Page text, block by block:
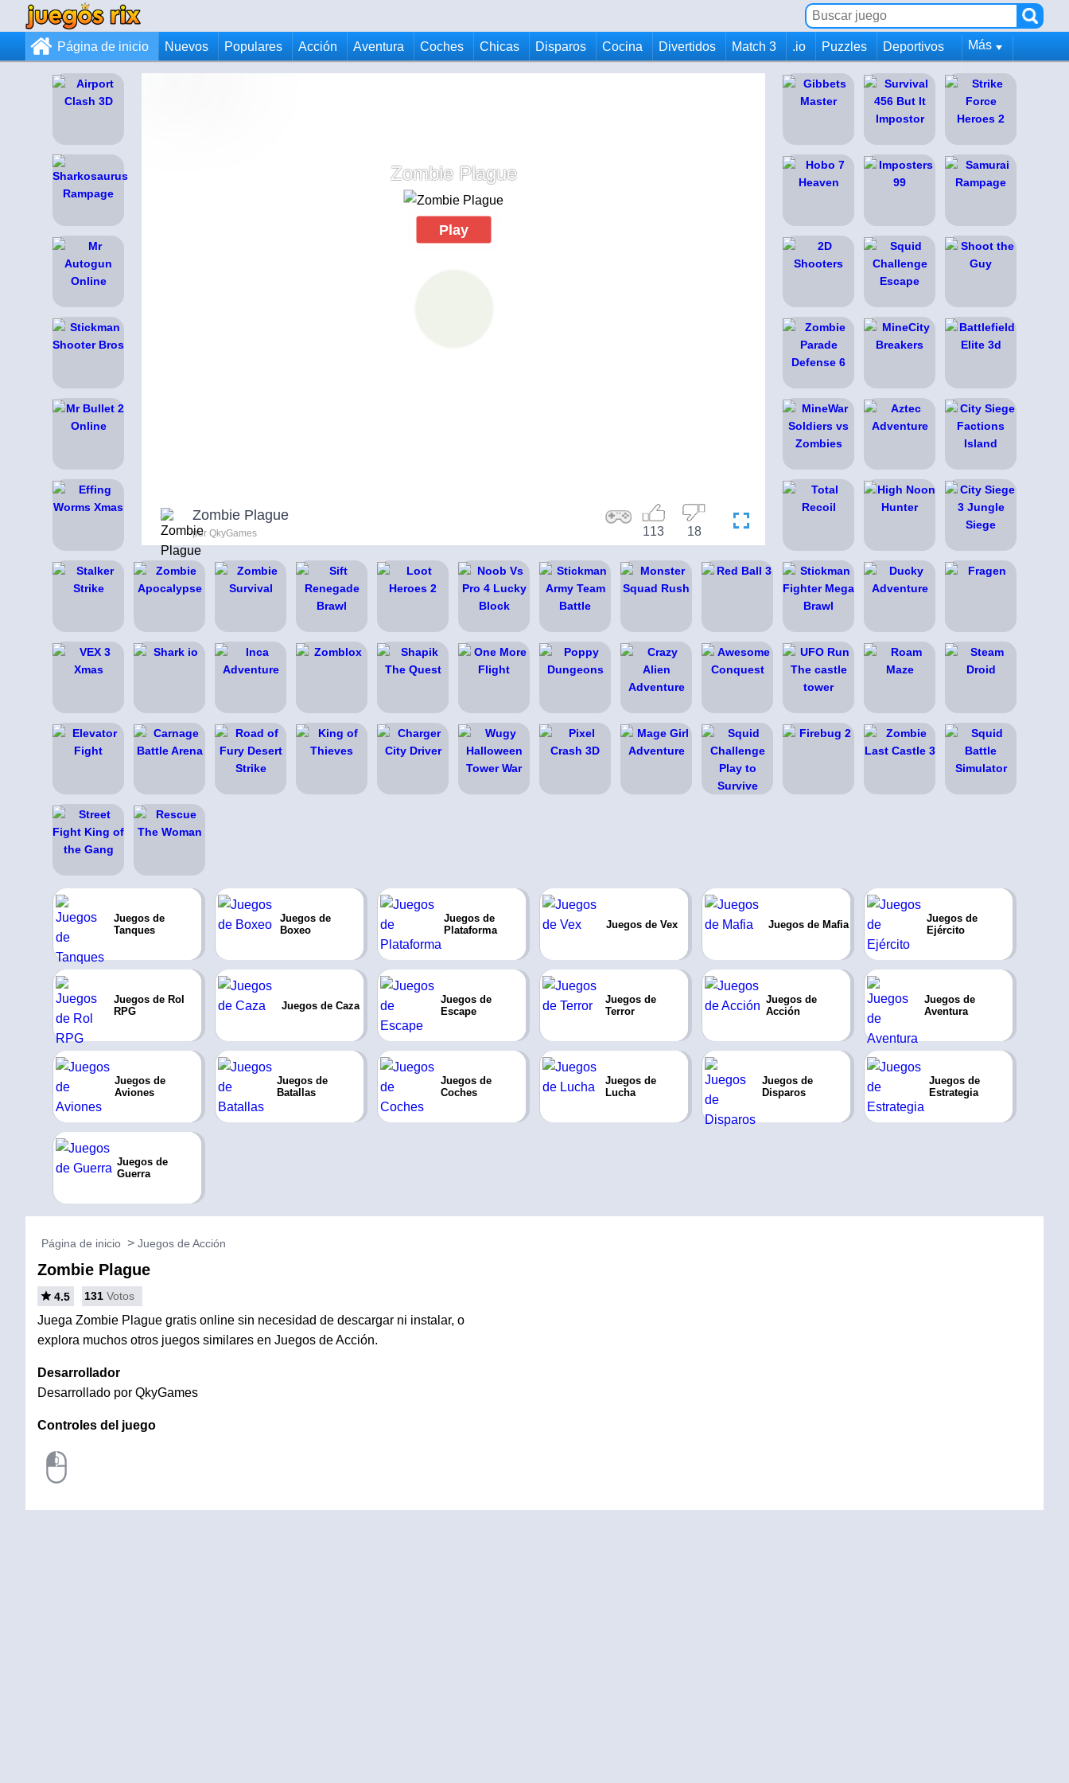
Página de inicio Nuevos Populares Acción Aventura Coches Chicas Disparos Cocina Divertidos Match 3 .io Puzzles Deportivos Más
Zombie Plague
Play
Zombie Plague
por QkyGames 18
113
Juegos de
Tanques
Juegos de
Boxeo
Juegos de
Plataforma
Juegos de Vex Juegos de Mafia
Juegos de
Ejército
Juegos de Rol
RPG
Juegos de Caza
Juegos de
Escape
Juegos de
Terror
Juegos de
Acción
Juegos de
Aventura
Juegos de
Aviones
Juegos de
Batallas
Juegos de
Coches
Juegos de
Lucha
Juegos de
Disparos
Juegos de
Estrategia
Juegos de
Guerra
Página de inicio Juegos de Acción
Zombie Plague
4.5 131 Votos
Juega Zombie Plague gratis online sin necesidad de descargar ni instalar, o
explora muchos otros juegos similares en Juegos de Acción.
Desarrollador
Desarrollado por QkyGames
Controles del juego